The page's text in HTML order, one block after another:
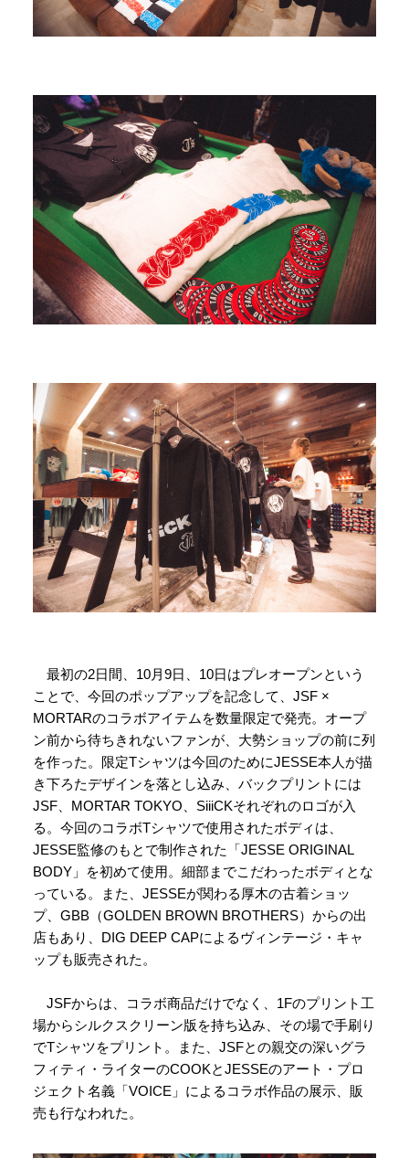
最初の2日間、10月9日、10日はプレオープンという
ことで、今回のポップアップを記念して、JSF ×
MORTARのコラボアイテムを数量限定で発売。オープ
ン前から待ちきれないファンが、大勢ショップの前に列
を作った。限定Tシャツは今回のためにJESSE本人が描
き下ろたデザインを落とし込み、バックプリントには
JSF、MORTAR TOKYO、SiiiCKそれぞれのロゴが入
る。今回のコラボTシャツで使用されたボディは、
JESSE監修のもとで制作された「JESSE ORIGINAL
BODY」を初めて使用。細部までこだわったボディとな
っている。また、JESSEが関わる厚木の古着ショッ
プ、GBB（GOLDEN BROWN BROTHERS）からの出
店もあり、DIG DEEP CAPによるヴィンテージ・キャ
ップも販売された。
JSFからは、コラボ商品だけでなく、1Fのプリント工
場からシルクスクリーン版を持ち込み、その場で手刷り
でTシャツをプリント。また、JSFとの親交の深いグラ
フィティ・ライターのCOOKとJESSEのアート・プロ
ジェクト名義「VOICE」によるコラボ作品の展示、販
売も行なわれた。